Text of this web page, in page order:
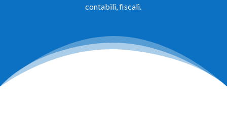
contabili, fiscali.